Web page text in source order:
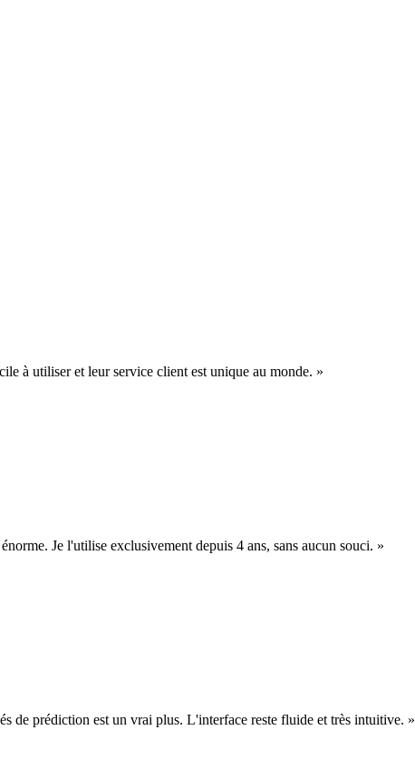
à utiliser et leur service client est unique au monde. »
Je l'utilise exclusivement depuis 4 ans, sans aucun souci. »
de prédiction est un vrai plus. L'interface reste fluide et très intuitive. »